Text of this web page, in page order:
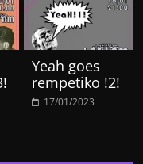
Yeah goes
rempetiko !2!
17/01/2023